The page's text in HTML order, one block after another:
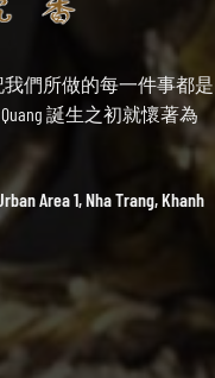
我們所做的每一件事都是
誕生之初就懷著為
Area 1, Nha Trang, Khanh